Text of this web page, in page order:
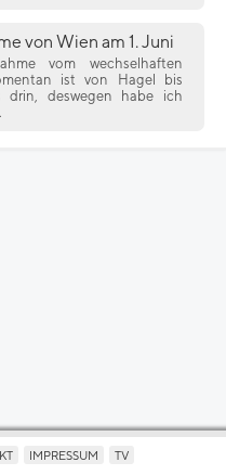
von Wien am 1. Juni
vom wechselhaften
ist von Hagel bis
drin, deswegen habe ich
IMPRESSUM TV